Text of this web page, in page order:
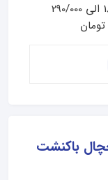
180/000 الی 290/000
تومان
باکنشت